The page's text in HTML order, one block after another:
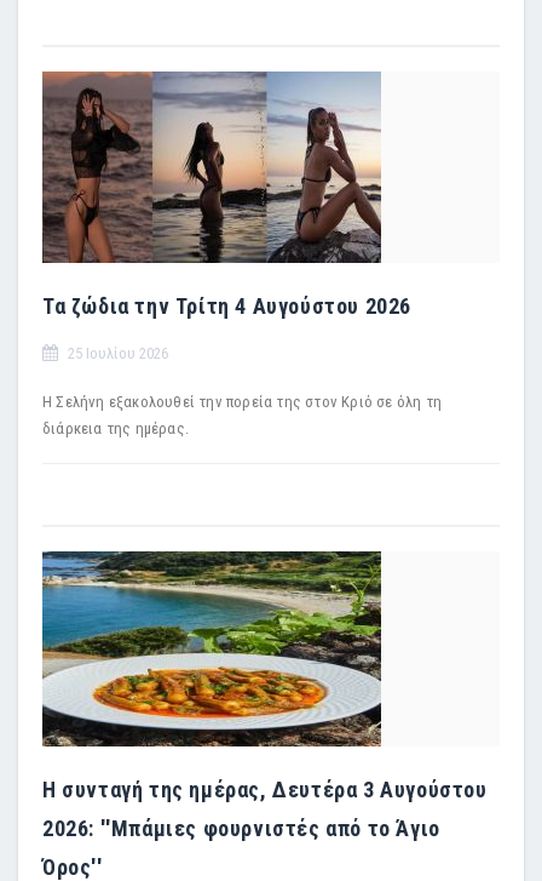
Τα ζώδια την Τρίτη 4 Αυγούστου 2026
25 Ιουλίου 2026
Η Σελήνη εξακολουθεί την πορεία της στον Κριό σε όλη τη
διάρκεια της ημέρας.
Η συνταγή της ημέρας, Δευτέρα 3 Αυγούστου
2026: ''Μπάμιες φουρνιστές από το Άγιο
Όρος''